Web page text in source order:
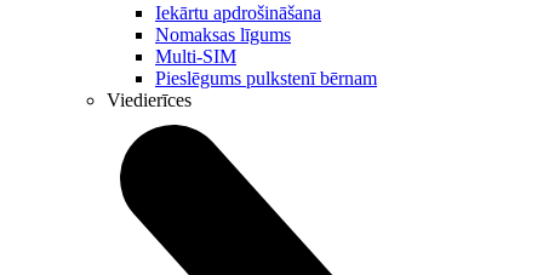
Iekārtu apdrošināšana
Nomaksas līgums
Multi-SIM
Pieslēgums pulkstenī bērnam
Viedierīces